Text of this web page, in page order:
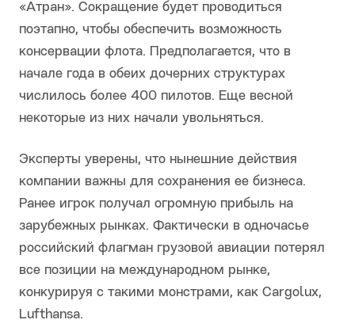
«Атран». Сокращение будет проводиться
поэтапно, чтобы обеспечить возможность
консервации флота. Предполагается, что в
начале года в обеих дочерних структурах
числилось более 400 пилотов. Еще весной
некоторые из них начали увольняться.
Эксперты уверены, что нынешние действия
компании важны для сохранения ее бизнеса.
Ранее игрок получал огромную прибыль на
зарубежных рынках. Фактически в одночасье
российский флагман грузовой авиации потерял
все позиции на международном рынке,
конкурируя с такими монстрами, как Cargolux,
Lufthansa.